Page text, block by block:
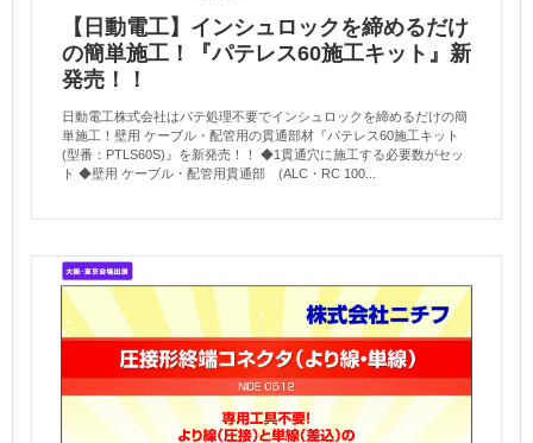
【日動電工】インシュロックを締めるだけ
の簡単施工！『パテレス60施工キット』新
発売！！
日動電工株式会社はパテ処理不要でインシュロックを締めるだけの簡
単施工！壁用 ケーブル・配管用の貫通部材『パテレス60施工キット
(型番：PTLS60S)』を新発売！！ ◆1貫通穴に施工する必要数がセッ
ト ◆壁用 ケーブル・配管用貫通部 (ALC・RC 100...